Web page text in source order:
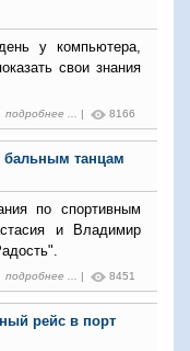
у компьютера,
свои знания
подробнее ... | 8166
бальным танцам
по спортивным
и Владимир
подробнее ... | 8451
рейс в порт